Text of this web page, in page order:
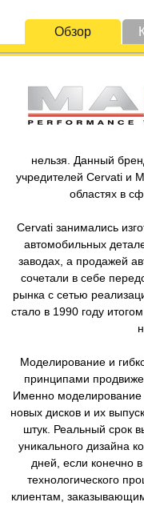
Обзор
нельзя. Данный
учредителей Cervati и
областях в
Cervati занимались
автомобильных
заводах, а продажей
сочетали в себе
рынка с сетью
стало в 1990 году
Моделирование и
принципами
Именно моделирование
новых дисков и их
штук. Реальный срок
уникального дизайна
дней, если конечно
технологического
клиентам,